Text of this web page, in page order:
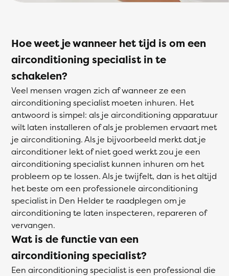
Hoe weet je wanneer het tijd is om een
airconditioning specialist in te
schakelen?
Veel mensen vragen zich af wanneer ze een
airconditioning specialist moeten inhuren. Het
antwoord is simpel: als je airconditioning apparatuur
wilt laten installeren of als je problemen ervaart met
je airconditioning. Als je bijvoorbeeld merkt dat je
airconditioner lekt of niet goed werkt zou je een
airconditioning specialist kunnen inhuren om het
probleem op te lossen. Als je twijfelt, dan is het altijd
het beste om een professionele airconditioning
specialist in Den Helder te raadplegen om je
airconditioning te laten inspecteren, repareren of
vervangen.
Wat is de functie van een
airconditioning specialist?
Een airconditioning specialist is een professional die